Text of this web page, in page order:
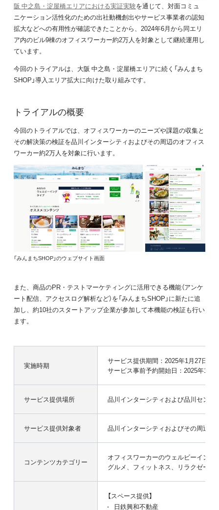
阪 中之島・淀屋橋エリアにおける実証実験を通じて、対面コミュ
ニケーション活性化のための出社動機創出やサービス事業者の認知
拡大などへの有用性が確認できたことから、2024年6月から同エリ
ア内のビル9棟のオフィスワーカー約2万人を対象として継続運用し
ています。
今回のトライアルは、大阪 中之島・淀屋橋エリアに続く「みんまち
SHOP」導入エリア拡大に向けた取り組みです。
トライアルの概要
今回のトライアルでは、オフィスワーカーのニーズや課題の収集と
その解決策の検証を品川インターシティおよびその周辺のオフィス
ワーカー約2万人を対象に行います。
「みんまちSHOP」のウェブサイト画面
また、商品のPR・テストマーケティングに活用できる機能（アンケ
ート配信、アクセスログ解析など）を「みんまちSHOP」に新たに追
加し、約10社のスタートアップ企業が参加して本機能の検証も行い
ます。
実施時期
サービス提供期間：2025年1月27日～
サービス事前予約開始日：2025年1月
サービス提供場所 品川インターシティおよび品川セント
サービス提供対象者 品川インターシティおよびその周辺
コンテンツカテゴリー
オフィスワーカーのウェルビーイン
グルメ、フィットネス、リラクゼー
【スペース提供】
日鉄興和不動産